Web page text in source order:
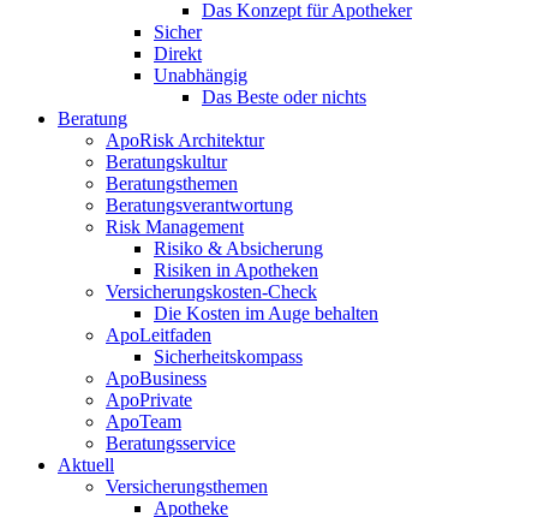
Das Konzept für Apotheker
Sicher
Direkt
Unabhängig
Das Beste oder nichts
Beratung
ApoRisk Architektur
Beratungskultur
Beratungsthemen
Beratungsverantwortung
Risk Management
Risiko & Absicherung
Risiken in Apotheken
Versicherungskosten-Check
Die Kosten im Auge behalten
ApoLeitfaden
Sicherheitskompass
ApoBusiness
ApoPrivate
ApoTeam
Beratungsservice
Aktuell
Versicherungsthemen
Apotheke